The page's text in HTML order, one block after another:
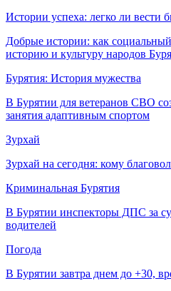
Истории успеха: легко ли вести
Добрые истории: как
историю и культуру народов
Бурятия: История мужества
В Бурятии для ветеранов СВО
занятия адаптивным спортом
Зурхай
Зурхай на сегодня: кому
Криминальная Бурятия
В Бурятии инспекторы ДПС за
водителей
Погода
В Бурятии завтра днем до +30,